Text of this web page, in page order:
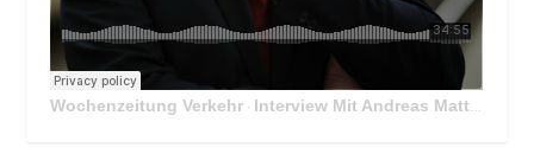
Wochenzeitung Verkehr · Interview Mit Andreas Matthä, CEO der ÖBB Holding